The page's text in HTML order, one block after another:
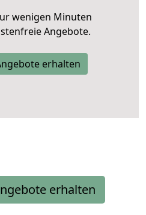
wenigen Minuten
Angebote.
erhalten
erhalten